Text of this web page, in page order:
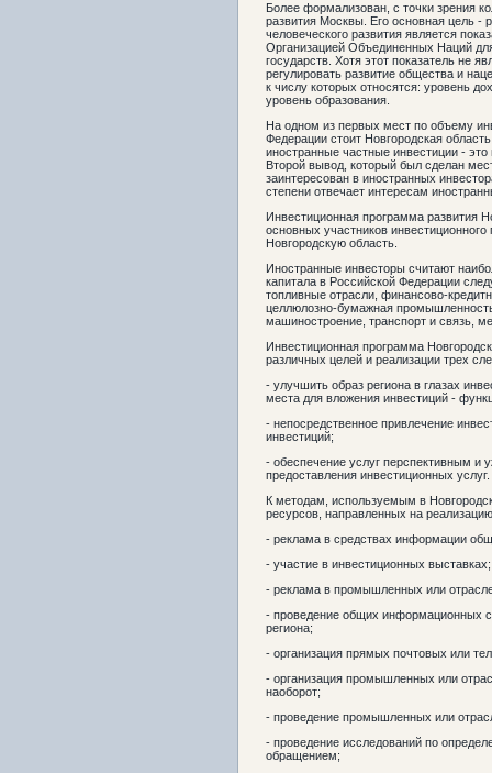
Более формализован, с точки зрения
развития Москвы. Его основная цель -
человеческого развития является
Организацией Объединенных Наций
государств. Хотя этот показатель не
регулировать развитие общества и
к числу которых относятся: уровень
уровень образования.
На одном из первых мест по объему
Федерации стоит Новгородская
иностранные частные инвестиции -
Второй вывод, который был сделан
заинтересован в иностранных
степени отвечает интересам
Инвестиционная программа развития
основных участников
Новгородскую область.
Иностранные инвесторы считают
капитала в Российской Федерации
топливные отрасли, финансово-
целлюлозно-бумажная
машиностроение, транспорт и связь,
Инвестиционная программа
различных целей и реализации трех
- улучшить образ региона в глазах
места для вложения инвестиций -
- непосредственное привлечение
инвестиций;
- обеспечение услуг перспективным
предоставления инвестиционных услуг.
К методам, используемым в
ресурсов, направленных на
- реклама в средствах информации
- участие в инвестиционных выставках;
- реклама в промышленных или
- проведение общих информационных
региона;
- организация прямых почтовых или
- организация промышленных или
наоборот;
- проведение промышленных или
- проведение исследований по
обращением;